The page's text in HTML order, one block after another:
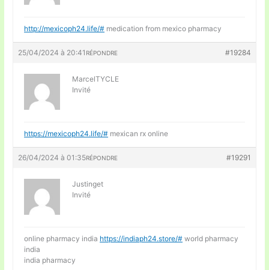
http://mexicoph24.life/# medication from mexico pharmacy
25/04/2024 à 20:41 #19284
RÉPONDRE
MarcelTYCLE
Invité
https://mexicoph24.life/# mexican rx online
26/04/2024 à 01:35 #19291
RÉPONDRE
Justinget
Invité
online pharmacy india https://indiaph24.store/# world pharmacy
india
india pharmacy